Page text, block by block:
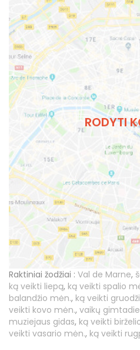
RODYTI
Raktiniai žodžiai : Val de Marne,
ką veikti liepą, ką veikti spalio
balandžio mėn., ką veikti
veikti kovo mėn., vaikų
muziejaus gidas, ką veikti
veikti vasario mėn., ką veikti